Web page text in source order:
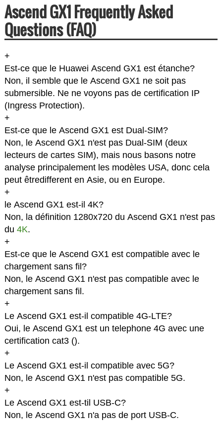
Ascend GX1 Frequently Asked
Questions (FAQ)
+
Est-ce que le Huawei Ascend GX1 est étanche?
Non, il semble que le Ascend GX1 ne soit pas
submersible. Ne ne voyons pas de certification IP
(Ingress Protection).
+
Est-ce que le Ascend GX1 est Dual-SIM?
Non, le Ascend GX1 n'est pas Dual-SIM (deux
lecteurs de cartes SIM), mais nous basons notre
analyse principalement les modèles USA, donc cela
peut êtredifferent en Asie, ou en Europe.
+
le Ascend GX1 est-il 4K?
Non, la définition 1280x720 du Ascend GX1 n'est pas
du 4K.
+
Est-ce que le Ascend GX1 est compatible avec le
chargement sans fil?
Non, le Ascend GX1 n'est pas compatible avec le
chargement sans fil.
+
Le Ascend GX1 est-il compatible 4G-LTE?
Oui, le Ascend GX1 est un telephone 4G avec une
certification cat3 ().
+
Le Ascend GX1 est-il compatible avec 5G?
Non, le Ascend GX1 n'est pas compatible 5G.
+
Le Ascend GX1 est-til USB-C?
Non, le Ascend GX1 n'a pas de port USB-C.